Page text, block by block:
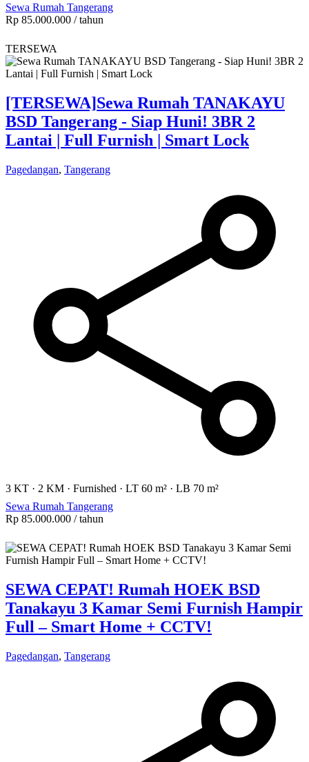
Sewa Rumah Tangerang
Rp 85.000.000 / tahun
TERSEWA
[TERSEWA]Sewa Rumah TANAKAYU
BSD Tangerang - Siap Huni! 3BR 2
Lantai | Full Furnish | Smart Lock
Pagedangan, Tangerang
3 KT · 2 KM · Furnished · LT 60 m² · LB 70 m²
Sewa Rumah Tangerang
Rp 85.000.000 / tahun
SEWA CEPAT! Rumah HOEK BSD
Tanakayu 3 Kamar Semi Furnish Hampir
Full – Smart Home + CCTV!
Pagedangan, Tangerang